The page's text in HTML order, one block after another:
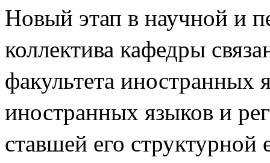
Новый этап в научной и
коллектива кафедры
факультета иностранных
иностранных языков и
ставшей его структурной